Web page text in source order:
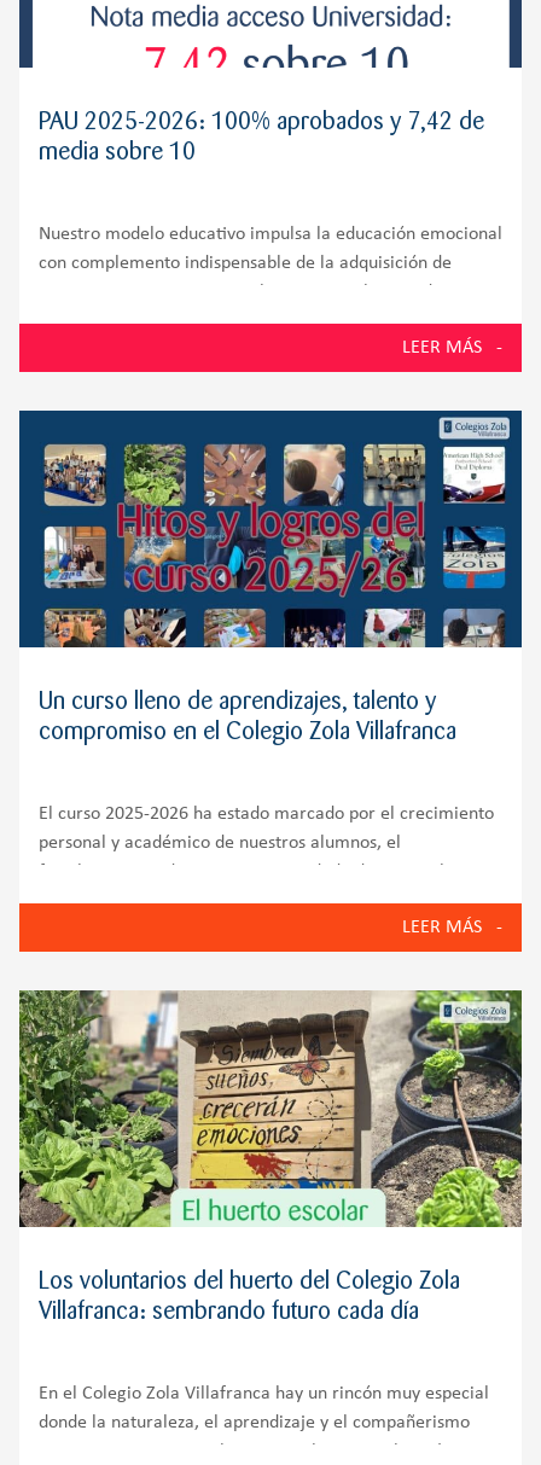
PAU 2025-2026: 100% aprobados y 7,42 de
media sobre 10
Nuestro modelo educativo impulsa la educación emocional
con complemento indispensable de la adquisición de
de la promoción número 58 del Colegio Zola Villafranca,
situado en Villanueva de la Cañada y muy próximo a
LEER MÁS
Un curso lleno de aprendizajes, talento y
compromiso en el Colegio Zola Villafranca
El curso 2025-2026 ha estado marcado por el crecimiento
personal y académico de nuestros alumnos, el
puesta en marcha de iniciativas que reflejan los valores
del Colegio Zola Villafranca: innovación, bienestarLEER MÁS
Los voluntarios del huerto del Colegio Zola
Villafranca: sembrando futuro cada día
En el Colegio Zola Villafranca hay un rincón muy especial
donde la naturaleza, el aprendizaje y el compañerismo